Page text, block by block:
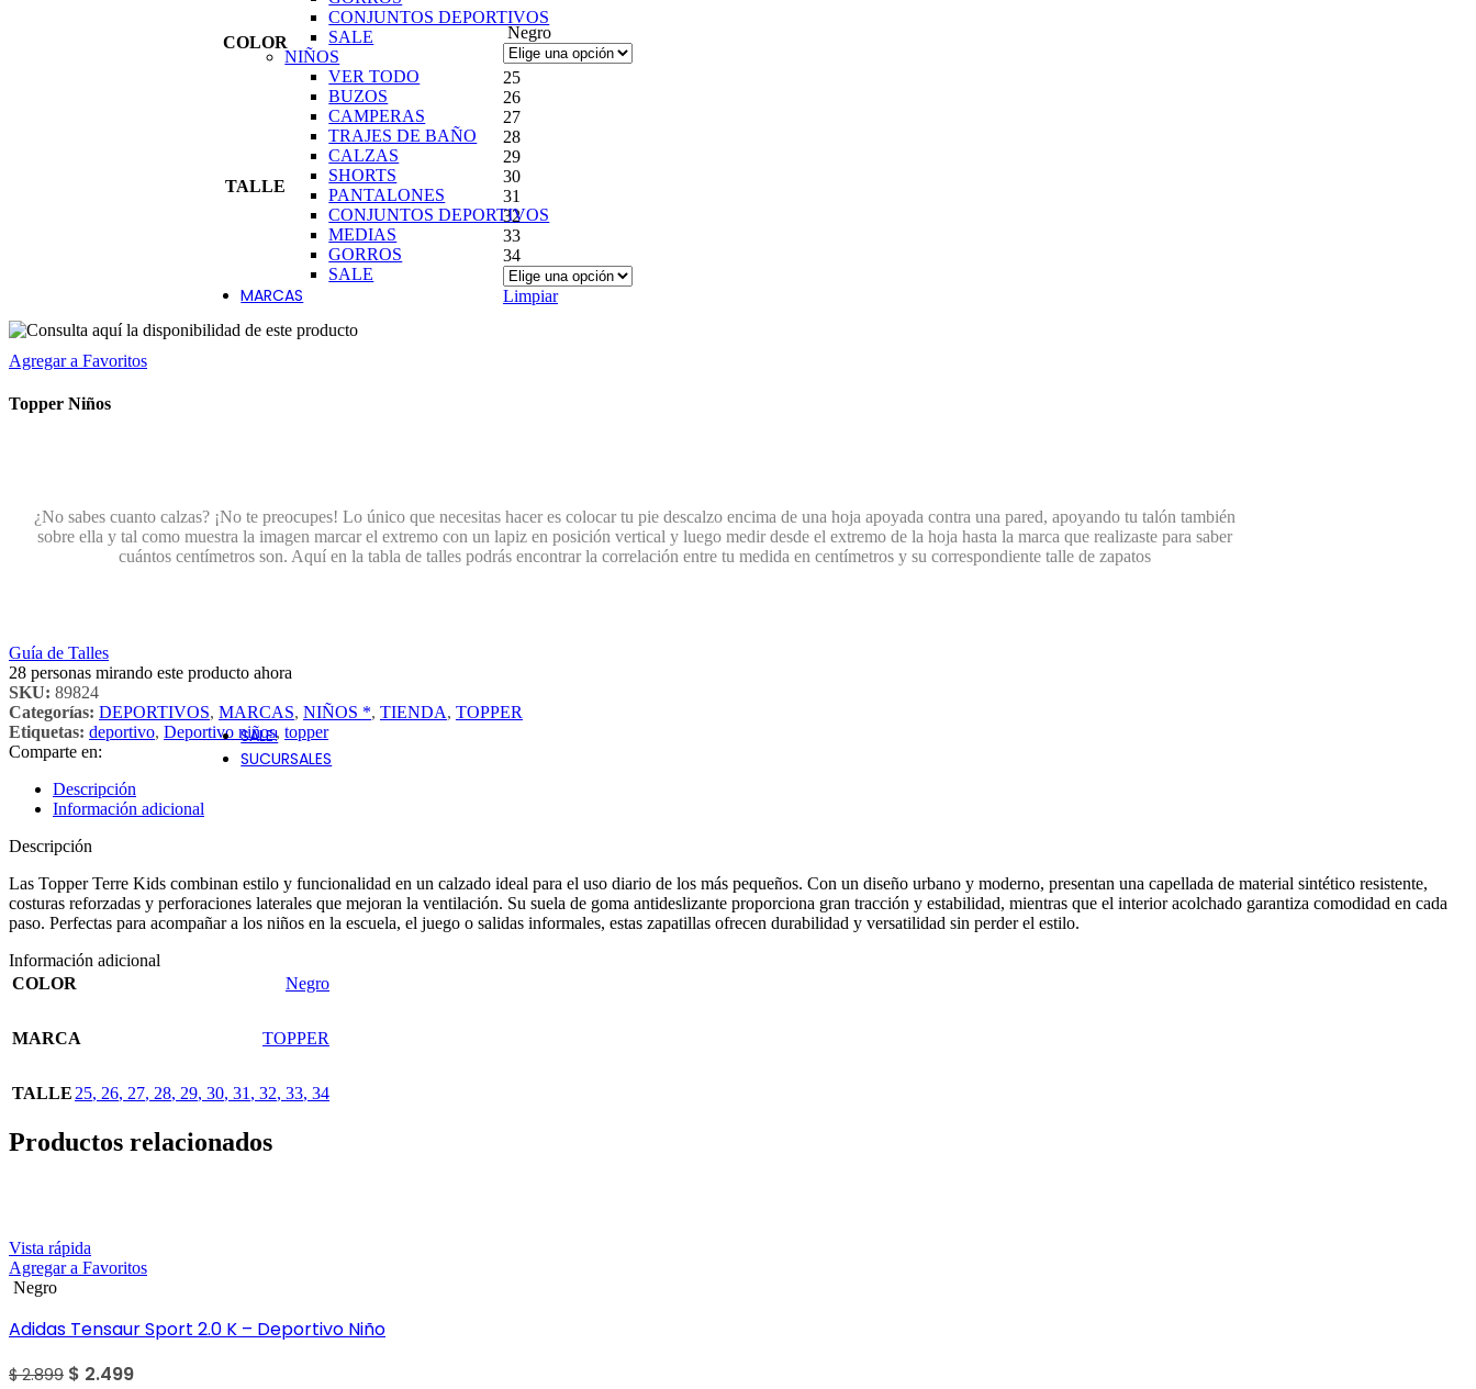
CONJUNTOS DEPORTIVOS
SALE
NIÑOS
VER TODO
BUZOS
CAMPERAS
TRAJES DE BAÑO
CALZAS
SHORTS
PANTALONES
CONJUNTOS DEPORTIVOS
MEDIAS
GORROS
SALE
MARCAS
CARTAGO
HEAD
LOMBARDINO
M
OLYMPIKUS
OSADA
UMBRO
SALE!
SUCURSALES
COLOR
Negro
TALLE
25
26
27
28
29
30
31
32
33
34
Limpiar
Agregar a Favoritos
Topper Niños
¿No sabes cuanto calzas? ¡No te preocupes! Lo único que necesitas hacer es colocar tu pie descalzo encima de una hoja apoyada contra una pared, apoyando tu talón también
sobre ella y tal como muestra la imagen marcar el extremo con un lapiz en posición vertical y luego medir desde el extremo de la hoja hasta la marca que realizaste para saber
cuántos centímetros son. Aquí en la tabla de talles podrás encontrar la correlación entre tu medida en centímetros y su correspondiente talle de zapatos
Guía de Talles
28 personas mirando este producto ahora
SKU: 89824
Categorías: DEPORTIVOS, MARCAS, NIÑOS *, TIENDA, TOPPER
Etiquetas: deportivo, Deportivo niños, topper
Comparte en:
Descripción
Información adicional
Descripción
Las Topper Terre Kids combinan estilo y funcionalidad en un calzado ideal para el uso diario de los más pequeños. Con un diseño urbano y moderno, presentan una capellada de material sintético resistente,
costuras reforzadas y perforaciones laterales que mejoran la ventilación. Su suela de goma antideslizante proporciona gran tracción y estabilidad, mientras que el interior acolchado garantiza comodidad en cada
paso. Perfectas para acompañar a los niños en la escuela, el juego o salidas informales, estas zapatillas ofrecen durabilidad y versatilidad sin perder el estilo.
Información adicional
COLOR
Negro
MARCA TOPPER
TALLE 25, 26, 27, 28, 29, 30, 31 , 32, 33, 34
Productos relacionados
Vista rápida
Agregar a Favoritos
Negro
Adidas Tensaur Sport 2.0 K – Deportivo Niño
$2.899 $ 2.499